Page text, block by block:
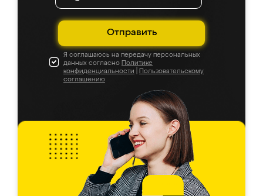
Отправить
Я соглашаюсь на передачу персональных
данных согласно Политике
конфиденциальности
Пользовательскому
соглашению